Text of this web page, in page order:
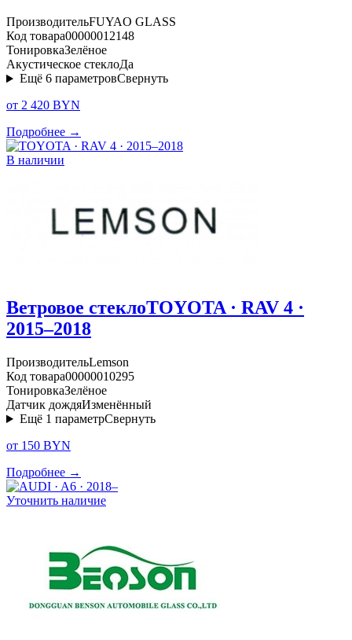
ПроизводительFUYAO GLASS
Код товара00000012148
ТонировкаЗелёное
Акустическое стеклоДа
Ещё 6 параметровСвернуть
от 2 420 BYN
Подробнее →
В наличии
Ветровое стеклоTOYOTA · RAV 4 ·
2015–2018
ПроизводительLemson
Код товара00000010295
ТонировкаЗелёное
Датчик дождяИзменённый
Ещё 1 параметрСвернуть
от 150 BYN
Подробнее →
Уточнить наличие